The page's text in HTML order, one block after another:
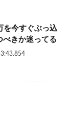
を今すぐぶっ込
べきか迷ってる